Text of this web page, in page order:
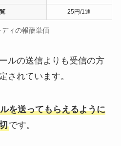
25円/1通
ディの報酬単価
ルの送信よりも受信の方
されています。
を送ってもらえるように
です。